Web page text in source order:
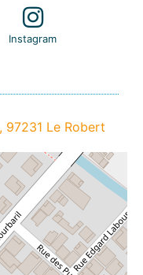
Instagram
97231 Le Robert